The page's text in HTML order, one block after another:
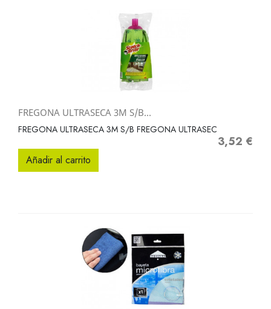
FREGONA ULTRASECA 3M S/B...
FREGONA ULTRASECA 3M S/B FREGONA ULTRASEC
Precio
3,52 €
Añadir al carrito